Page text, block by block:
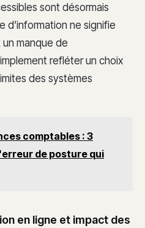
sont désormais
ne signifie
manque de
refléter un choix
des systèmes
comptables : 3
de posture qui
en ligne et impact des